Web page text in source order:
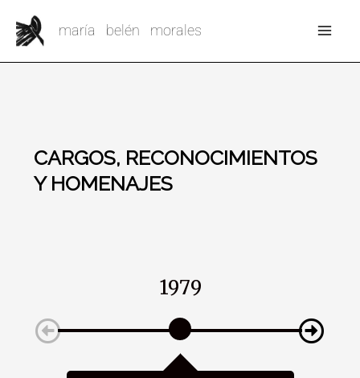
contenido
maría belén morales
CARGOS, RECONOCIMIENTOS
Y HOMENAJES
1979